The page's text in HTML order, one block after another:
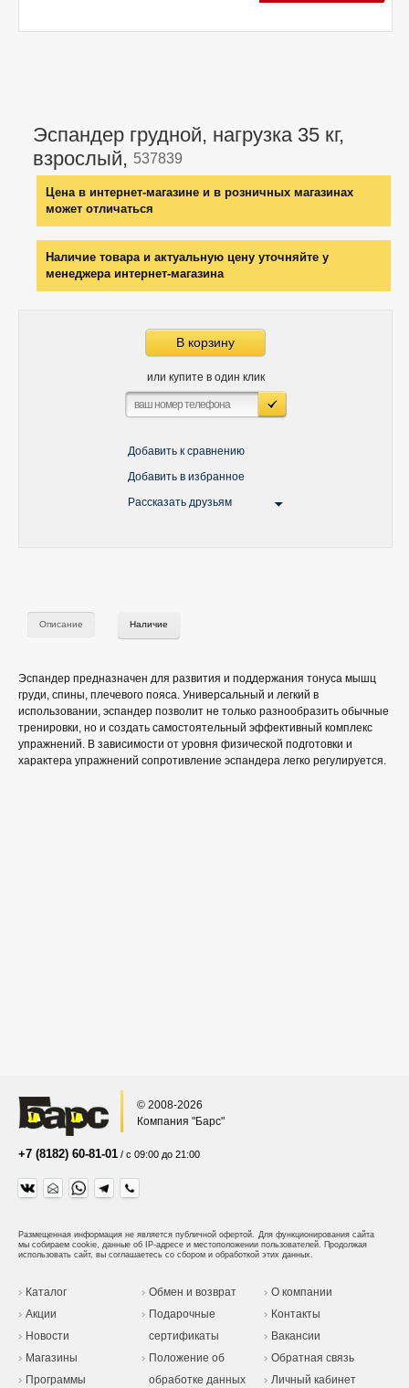
Эспандер грудной, нагрузка 35 кг,
взрослый, 537839
Цена в интернет-магазине и в розничных магазинах
может отличаться
Наличие товара и актуальную цену уточняйте у
менеджера интернет-магазина
В корзину
или купите в один клик
Добавить к сравнению
Добавить в избранное
Рассказать друзьям
Описание Наличие
Эспандер предназначен для развития и поддержания тонуса мышц
груди, спины, плечевого пояса. Универсальный и легкий в
использовании, эспандер позволит не только разнообразить обычные
тренировки, но и создать самостоятельный эффективный комплекс
упражнений. В зависимости от уровня физической подготовки и
характера упражнений сопротивление эспандера легко регулируется.
© 2008-2026
Компания "Барс"
+7 (8182) 60-81-01 / с 09:00 до 21:00
Размещенная информация не является публичной офертой. Для функционирования сайта
мы собираем cookie, данные об IP-адресе и местоположении пользователей. Продолжая
использовать сайт, вы соглашаетесь со сбором и обработкой этих данных.
Каталог
Акции
Новости
Магазины
Программы
Обмен и возврат
Подарочные
сертификаты
Положение об
обработке данных
О компании
Контакты
Вакансии
Обратная связь
Личный кабинет